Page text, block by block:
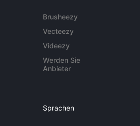
Brusheezy
Vecteezy
Videezy
Werden Sie
Anbieter
Sprachen